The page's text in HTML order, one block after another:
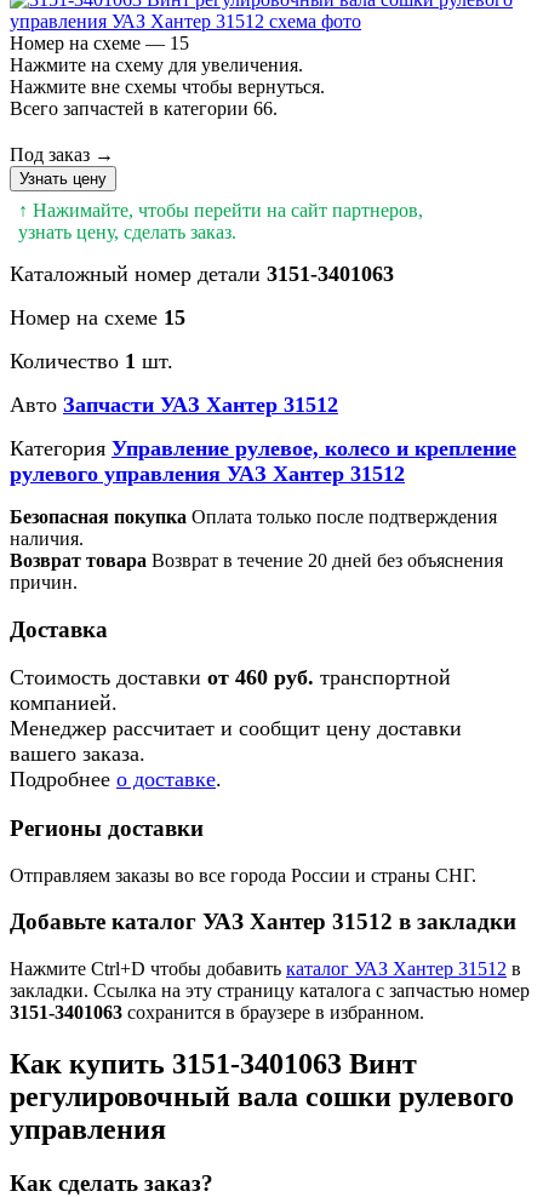
Номер на схеме — 15
Нажмите на схему для увеличения.
Нажмите вне схемы чтобы вернуться.
Всего запчастей в категории 66.
Под заказ →
Узнать цену
↑ Нажимайте, чтобы перейти на сайт партнеров,
узнать цену, сделать заказ.
Каталожный номер детали 3151-3401063
Номер на схеме 15
Количество 1 шт.
Авто Запчасти УАЗ Хантер 31512
Категория Управление рулевое, колесо и крепление
рулевого управления УАЗ Хантер 31512
Безопасная покупка Оплата только после подтверждения
наличия.
Возврат товара Возврат в течение 20 дней без объяснения
причин.
Доставка
Стоимость доставки от 460 руб. транспортной
компанией.
Менеджер рассчитает и сообщит цену доставки
вашего заказа.
Подробнее о доставке.
Регионы доставки
Отправляем заказы во все города России и страны СНГ.
Добавьте каталог УАЗ Хантер 31512 в закладки
Нажмите Ctrl+D чтобы добавить каталог УАЗ Хантер 31512 в
закладки. Ссылка на эту страницу каталога с запчастью номер
3151-3401063 сохранится в браузере в избранном.
Как купить 3151-3401063 Винт
регулировочный вала сошки рулевого
управления
Как сделать заказ?